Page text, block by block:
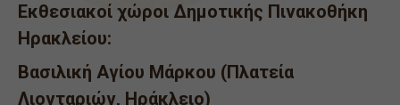
Εκθεσιακοί χώροι Δημοτικής Πινακοθήκη
Ηρακλείου:
Βασιλική Αγίου Μάρκου (Πλατεία
Λιονταριών, Ηράκλειο)